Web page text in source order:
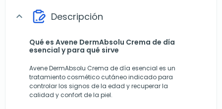
expand_more Descripción
Qué es Avene DermAbsolu Crema de día
esencial y para qué sirve
Avene DermAbsolu Crema de día esencial es un
tratamiento cosmético cutáneo indicado para
controlar los signos de la edad y recuperar la
calidad y confort de la piel.